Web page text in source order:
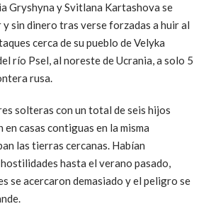
Gryshyna y Svitlana Kartashova se
sin dinero tras verse forzadas a huir al
cerca de su pueblo de Velyka
río Psel, al noreste de Ucrania, a solo 5
rusa.
solteras con un total de seis hijos
casas contiguas en la misma
las tierras cercanas. Habían
hasta el verano pasado,
se acercaron demasiado y el peligro se